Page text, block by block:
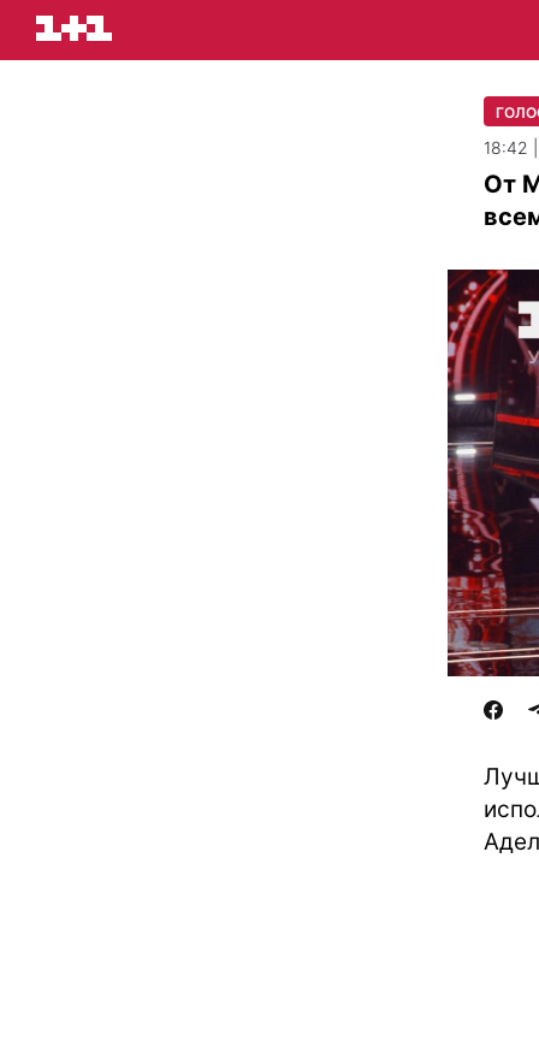
18:42
От